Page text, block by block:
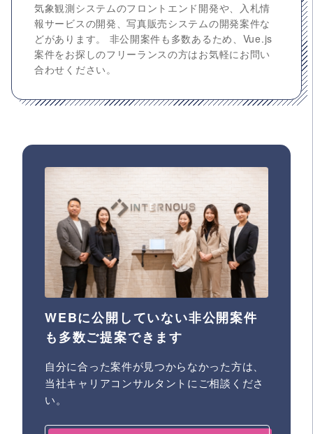
気象観測システムのフロントエンド開発や、入札情
報サービスの開発、写真販売システムの開発案件な
どがあります。 非公開案件も多数あるため、Vue.js
案件をお探しのフリーランスの方はお気軽にお問い
合わせください。
WEBに公開していない非公開案件
も多数ご提案できます
自分に合った案件が見つからなかった方は、
当社キャリアコンサルタントにご相談くださ
い。